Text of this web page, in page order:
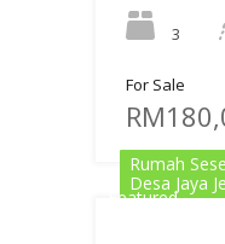
3
For Sale
Featured
Rumah
Desa Jaya